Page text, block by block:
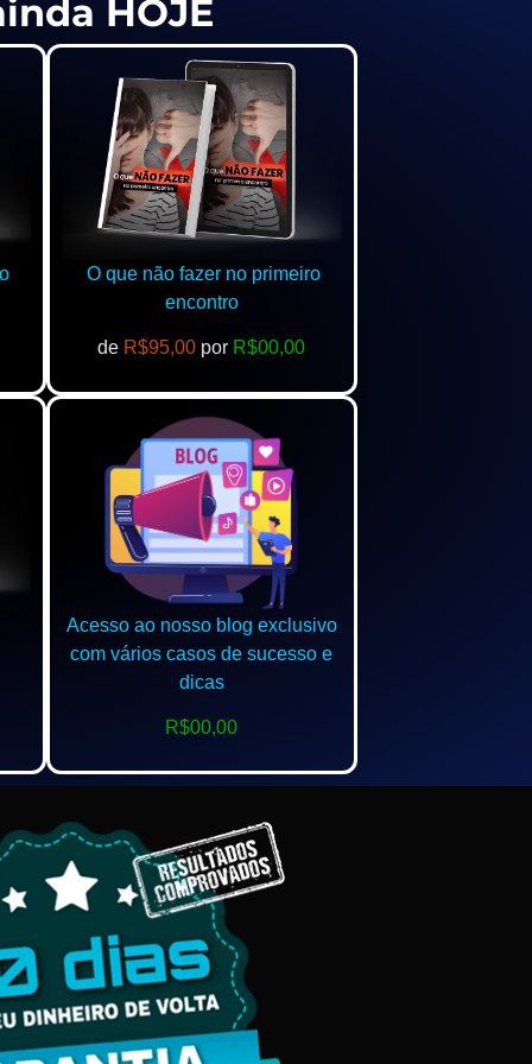
HOJE
O que não fazer no primeiro
encontro
de R$95,00 por R$00,00
Acesso ao nosso blog exclusivo
com vários casos de sucesso e
dicas
R$00,00